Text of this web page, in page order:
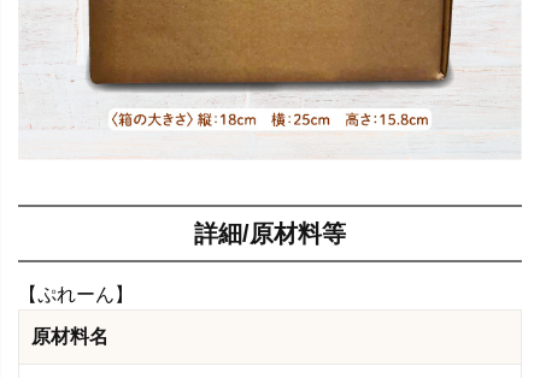
詳細/原材料等
【ぷれーん】
原材料名